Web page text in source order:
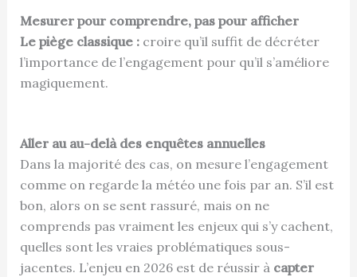
Mesurer pour comprendre, pas pour afficher
Le piège classique :croire qu’il suffit de décréter
l’importance de l’engagement pour qu’il s’améliore
magiquement.
Aller au au-delà des enquêtes annuelles
Dans la majorité des cas, on mesure l’engagement
comme on regarde la météo une fois par an. S’il est
bon, alors on se sent rassuré, mais on ne
comprends pas vraiment les enjeux qui s’y cachent,
quelles sont les vraies problématiques sous-
jacentes. L’enjeu en 2026 est de réussir à capter